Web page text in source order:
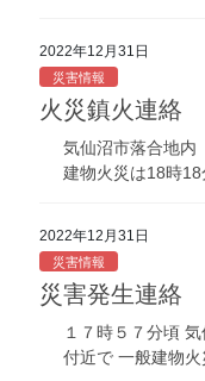
2022年12月31日
災害情報
火災鎮火連絡
気仙沼市落合地
建物火災は18時
2022年12月31日
災害情報
災害発生連絡
１７時５７分頃
付近で 一般建物